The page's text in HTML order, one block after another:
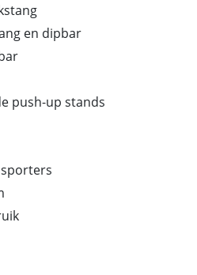
en dipbar
push-up stands